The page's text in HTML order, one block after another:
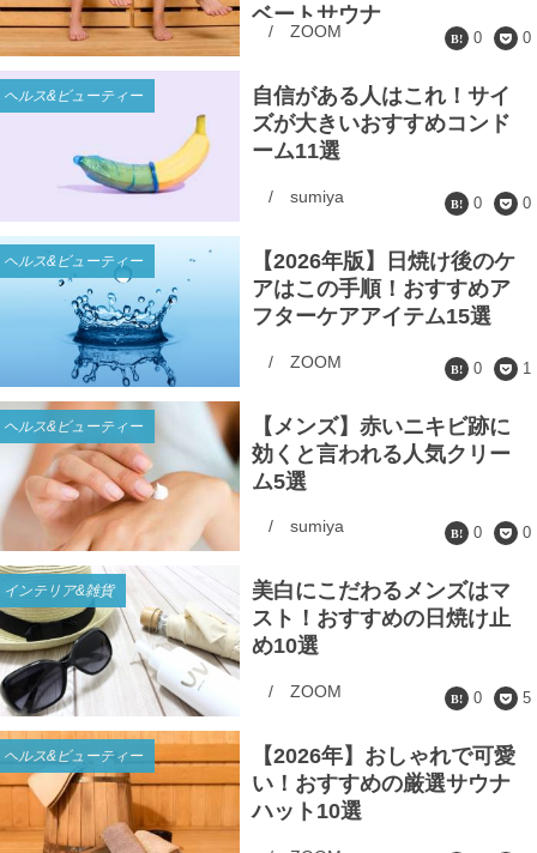
ベートサウナ
/ ZOOM 0 0
ヘルス&ビューティー
自信がある人はこれ！サイ
ズが大きいおすすめコンド
ーム11選
/ sumiya 0 0
ヘルス&ビューティー
【2026年版】日焼け後のケ
アはこの手順！おすすめア
フターケアアイテム15選
/ ZOOM 0 1
ヘルス&ビューティー
【メンズ】赤いニキビ跡に
効くと言われる人気クリー
ム5選
/ sumiya 0 0
インテリア&雑貨
美白にこだわるメンズはマ
スト！おすすめの日焼け止
め10選
/ ZOOM 0 5
ヘルス&ビューティー
【2026年】おしゃれで可愛
い！おすすめの厳選サウナ
ハット10選